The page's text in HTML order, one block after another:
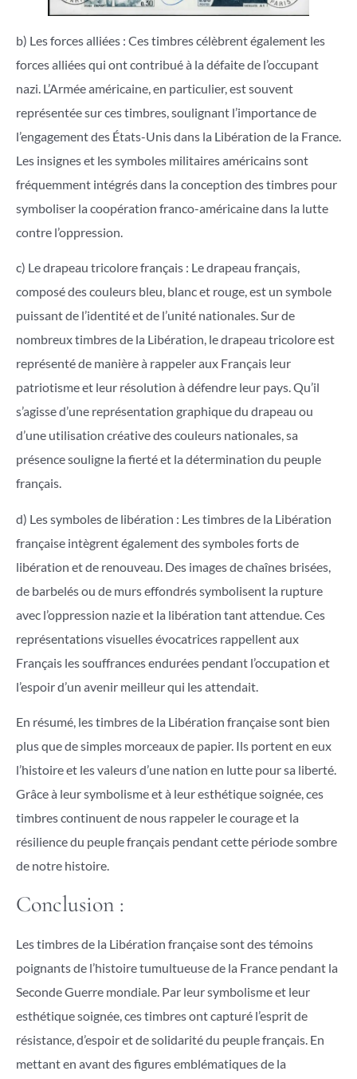
b) Les forces alliées : Ces timbres célèbrent également les
forces alliées qui ont contribué à la défaite de l’occupant
nazi. L’Armée américaine, en particulier, est souvent
représentée sur ces timbres, soulignant l’importance de
l’engagement des États-Unis dans la Libération de la France.
Les insignes et les symboles militaires américains sont
fréquemment intégrés dans la conception des timbres pour
symboliser la coopération franco-américaine dans la lutte
contre l’oppression.
c) Le drapeau tricolore français : Le drapeau français,
composé des couleurs bleu, blanc et rouge, est un symbole
puissant de l’identité et de l’unité nationales. Sur de
nombreux timbres de la Libération, le drapeau tricolore est
représenté de manière à rappeler aux Français leur
patriotisme et leur résolution à défendre leur pays. Qu’il
s’agisse d’une représentation graphique du drapeau ou
d’une utilisation créative des couleurs nationales, sa
présence souligne la fierté et la détermination du peuple
français.
d) Les symboles de libération : Les timbres de la Libération
française intègrent également des symboles forts de
libération et de renouveau. Des images de chaînes brisées,
de barbelés ou de murs effondrés symbolisent la rupture
avec l’oppression nazie et la libération tant attendue. Ces
représentations visuelles évocatrices rappellent aux
Français les souffrances endurées pendant l’occupation et
l’espoir d’un avenir meilleur qui les attendait.
En résumé, les timbres de la Libération française sont bien
plus que de simples morceaux de papier. Ils portent en eux
l’histoire et les valeurs d’une nation en lutte pour sa liberté.
Grâce à leur symbolisme et à leur esthétique soignée, ces
timbres continuent de nous rappeler le courage et la
résilience du peuple français pendant cette période sombre
de notre histoire.
Conclusion :
Les timbres de la Libération française sont des témoins
poignants de l’histoire tumultueuse de la France pendant la
Seconde Guerre mondiale. Par leur symbolisme et leur
esthétique soignée, ces timbres ont capturé l’esprit de
résistance, d’espoir et de solidarité du peuple français. En
mettant en avant des figures emblématiques de la